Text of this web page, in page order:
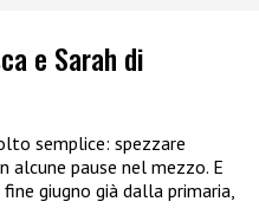
e Sarah di
semplice: spezzare
alcune pause nel mezzo. E
giugno già dalla primaria,